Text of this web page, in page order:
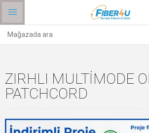
ZIRHLI MULTIMODE
PATCHCORD